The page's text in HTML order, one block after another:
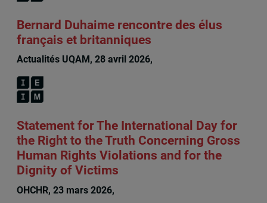
Bernard Duhaime rencontre des élus
français et britanniques
Actualités UQAM, 28 avril 2026,
Statement for The International Day for
the Right to the Truth Concerning Gross
Human Rights Violations and for the
Dignity of Victims
OHCHR, 23 mars 2026,